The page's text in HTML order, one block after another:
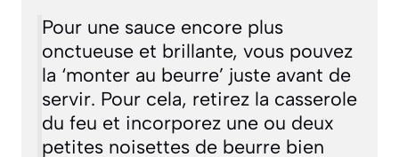
Pour une sauce encore plus
onctueuse et brillante, vous pouvez
la ‘monter au beurre’ juste avant de
servir. Pour cela, retirez la casserole
du feu et incorporez une ou deux
petites noisettes de beurre bien